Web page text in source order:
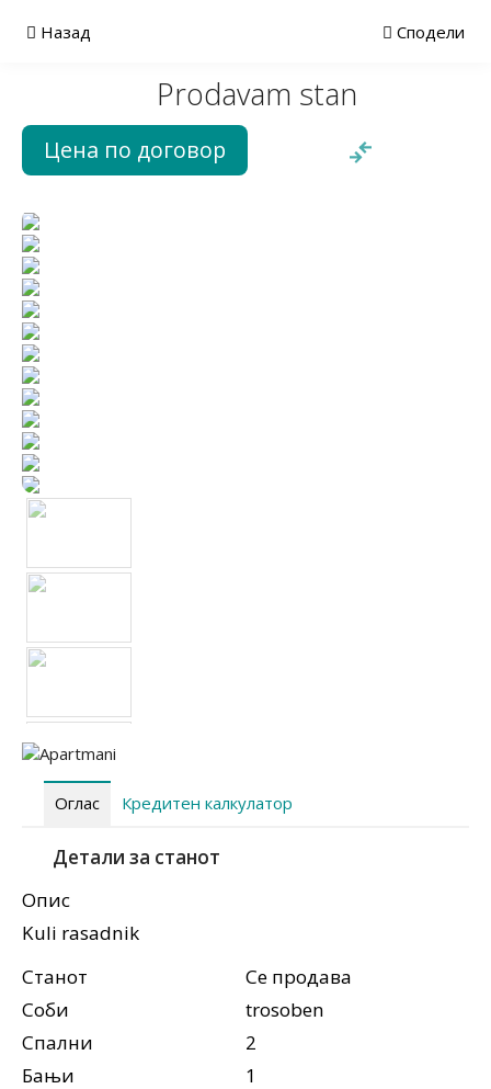
Назад Сподели
Prodavam stan
Цена по договор
Оглас Кредитен калкулатор
Детали за станот
Опис
Kuli rasadnik
Станот
Се продава
Соби
trosoben
Спални
2
Бањи
1